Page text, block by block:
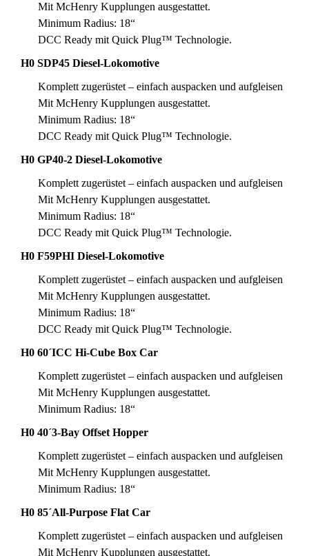
Mit McHenry Kupplungen ausgestattet.
Minimum Radius: 18“
DCC Ready mit Quick Plug™ Technologie.
H0 SDP45 Diesel-Lokomotive
Komplett zugerüstet – einfach auspacken und aufgleisen
Mit McHenry Kupplungen ausgestattet.
Minimum Radius: 18“
DCC Ready mit Quick Plug™ Technologie.
H0 GP40-2 Diesel-Lokomotive
Komplett zugerüstet – einfach auspacken und aufgleisen
Mit McHenry Kupplungen ausgestattet.
Minimum Radius: 18“
DCC Ready mit Quick Plug™ Technologie.
H0 F59PHI Diesel-Lokomotive
Komplett zugerüstet – einfach auspacken und aufgleisen
Mit McHenry Kupplungen ausgestattet.
Minimum Radius: 18“
DCC Ready mit Quick Plug™ Technologie.
H0 60´ICC Hi-Cube Box Car
Komplett zugerüstet – einfach auspacken und aufgleisen
Mit McHenry Kupplungen ausgestattet.
Minimum Radius: 18“
H0 40´3-Bay Offset Hopper
Komplett zugerüstet – einfach auspacken und aufgleisen
Mit McHenry Kupplungen ausgestattet.
Minimum Radius: 18“
H0 85´All-Purpose Flat Car
Komplett zugerüstet – einfach auspacken und aufgleisen
Mit McHenry Kupplungen ausgestattet.